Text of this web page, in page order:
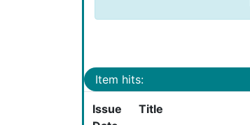
Item hits:
Issue
Title